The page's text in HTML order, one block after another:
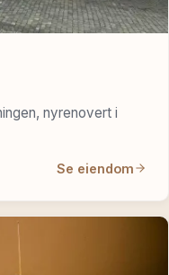
nyrenovert i
Se eiendom